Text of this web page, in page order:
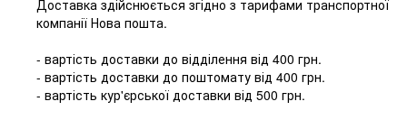
Доставка здійснюється згідно з тарифами транспортної
компанії Нова пошта.
- вартість доставки до відділення від 400 грн.
- вартість доставки до поштомату від 400 грн.
- вартість кур'єрської доставки від 500 грн.